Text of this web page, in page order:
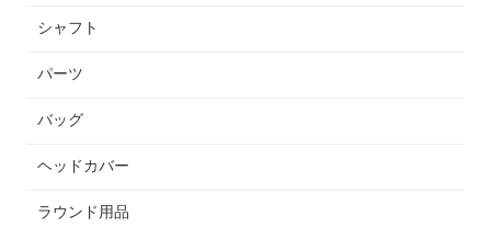
シャフト
パーツ
バッグ
ヘッドカバー
ラウンド用品